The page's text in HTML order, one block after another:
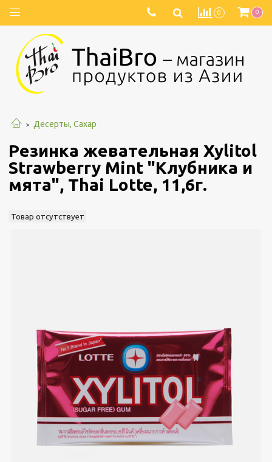
0 0
Десерты, Сахар
Резинка жевательная Xylitol
Strawberry Mint "Клубника и
мята", Thai Lotte, 11,6г.
Товар отсутствует